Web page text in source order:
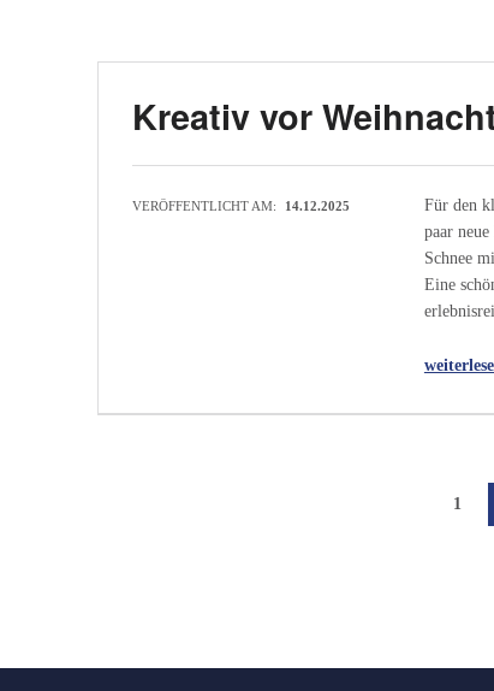
Kreativ vor
VERÖFFENTLICHT AM: 14.12.2025
Für den
paar
Schnee
Eine
“Kreativ vor
1